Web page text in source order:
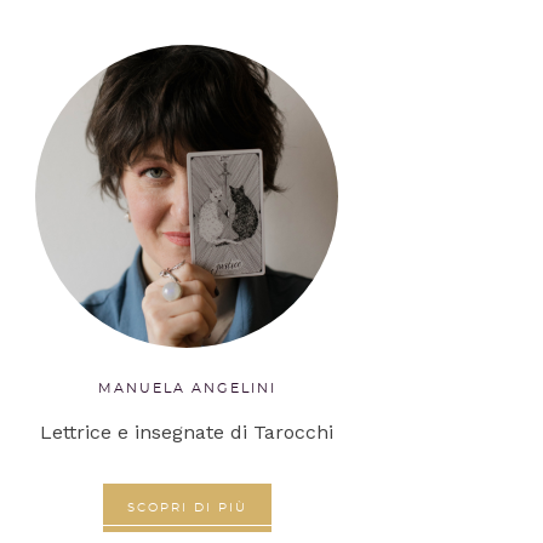
MANUELA ANGELINI
Lettrice e insegnate di Tarocchi
SCOPRI DI PIÙ